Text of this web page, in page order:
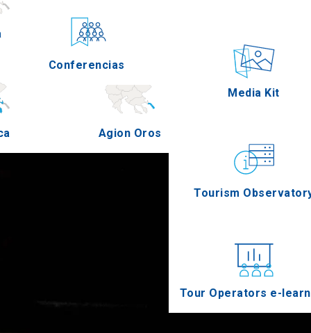
Agion Oros
Conferencias
Media Kit
Tourism
Tour Operators e-